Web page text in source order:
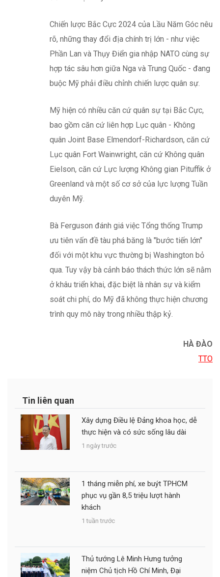
HÀ ĐÀO
TTO
Tin liên quan
Xây dựng Điều lệ Đảng khoa học, dễ
thực hiện và có sức sống lâu dài
1 ngày trước
1 tháng miễn phí, xe buýt TPHCM
phục vụ gần 8,5 triệu lượt hành
khách
1 tuần trước
Thủ tướng Lê Minh Hưng tưởng
niệm Chủ tịch Hồ Chí Minh, Đại